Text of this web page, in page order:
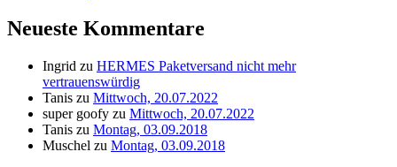
Neueste Kommentare
Ingrid zu HERMES Paketversand nicht mehr
vertrauenswürdig
Tanis zu Mittwoch, 20.07.2022
super goofy zu Mittwoch, 20.07.2022
Tanis zu Montag, 03.09.2018
Muschel zu Montag, 03.09.2018